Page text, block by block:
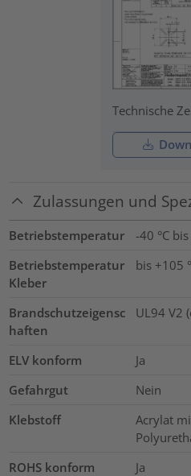
Technische
Zulassungen und
Betriebstemperatur
-40 °C
Betriebstemperatur
Kleber
bis +105
Brandschutzeigensc
haften
UL94 V2
ELV konform
Ja
Gefahrgut
Nein
Klebstoff
Acrylat
ROHS konform
Ja